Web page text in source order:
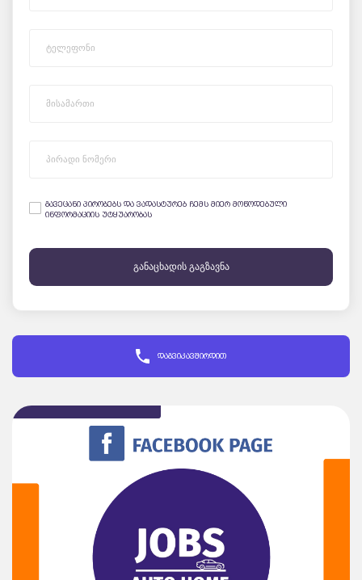
გავეცანი პირობებს და ვადასტურებ ჩემს მიერ მოწოდებული
ინფორმაციის უტყუარობას
განაცხადის გაგზავნა
დაგვიკავშირდით